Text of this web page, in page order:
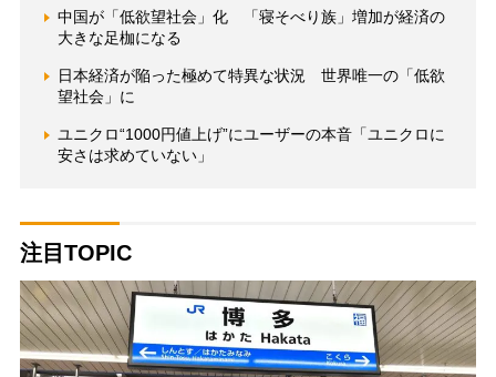
中国が「低欲望社会」化 「寝そべり族」増加が経済の
大きな足枷になる
日本経済が陥った極めて特異な状況 世界唯一の「低欲
望社会」に
ユニクロ“1000円値上げ”にユーザーの本音「ユニクロに
安さは求めていない」
注目TOPIC